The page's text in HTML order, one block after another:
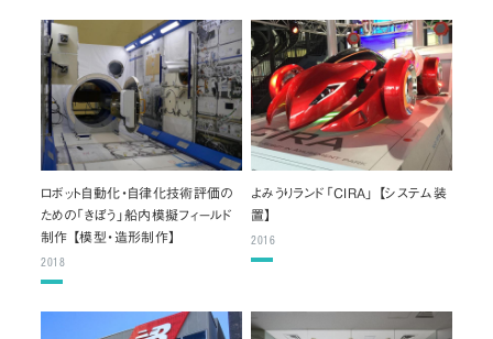
ロボット自動化・自律化技術評価の
ための「きぼう」船内模擬フィールド
制作 【模型・造形制作】
2018
よみうりランド「CIRA」 【システム装
置】
2016